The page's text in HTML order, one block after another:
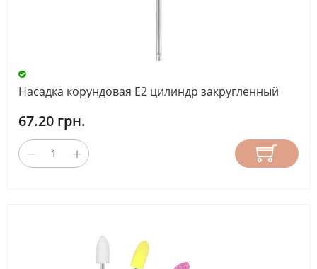
Насадка корундовая Е2 цилиндр закругленный
67.20 грн.